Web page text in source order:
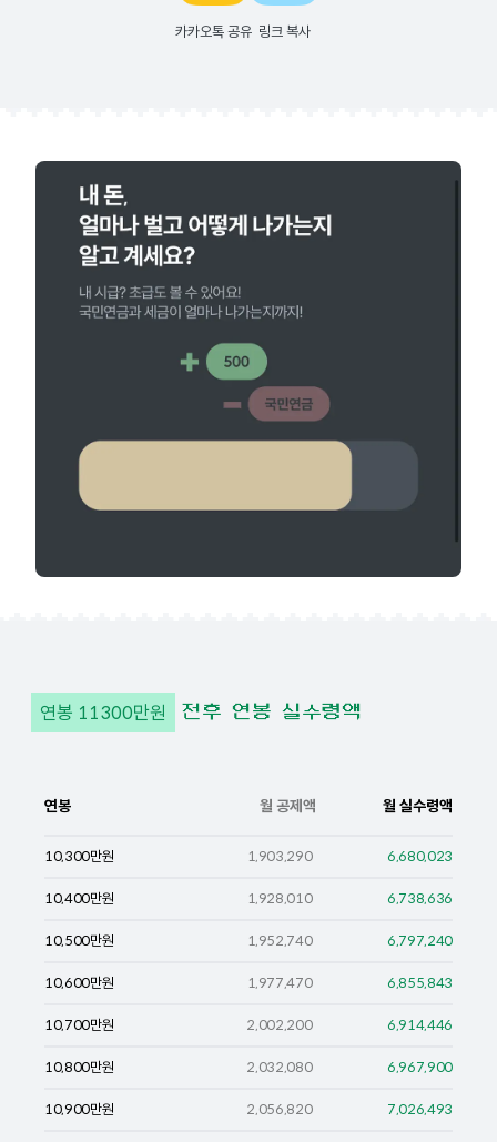
카카오톡 공유 링크 복사
연봉 11300만원 전후 연봉 실수령액
연봉 월 공제액 월 실수령액
10,300만원 1,903,290 6,680,023
10,400만원 1,928,010 6,738,636
10,500만원 1,952,740 6,797,240
10,600만원 1,977,470 6,855,843
10,700만원 2,002,200 6,914,446
10,800만원 2,032,080 6,967,900
10,900만원 2,056,820 7,026,493